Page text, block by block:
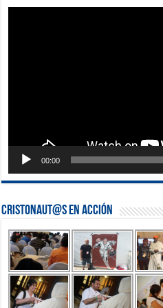
00:00
Cristonaut@s en Acción